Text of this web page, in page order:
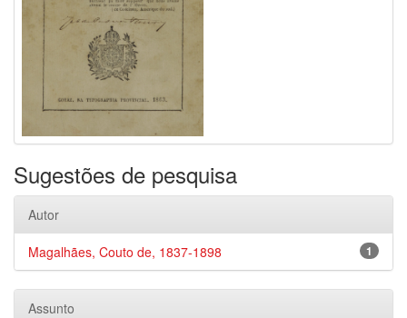
Sugestões de pesquisa
Autor
1
Magalhães, Couto de, 1837-1898
Assunto